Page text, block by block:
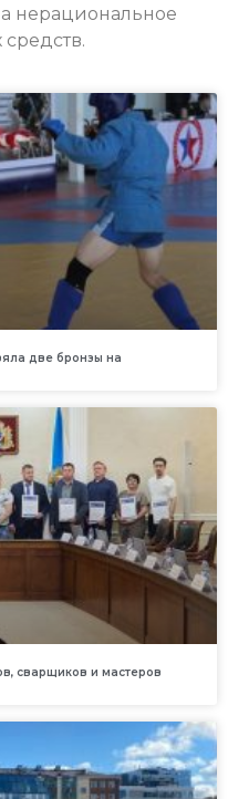
нерациональное
две бронзы на
сварщиков и мастеров